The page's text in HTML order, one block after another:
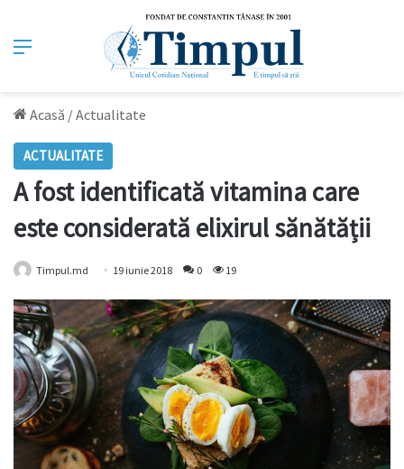
Meniu
Acasă /Actualitate
ACTUALITATE
A fost identificată vitamina care
este considerată elixirul sănătății
Timpul.md 19 iunie 2018 0 19